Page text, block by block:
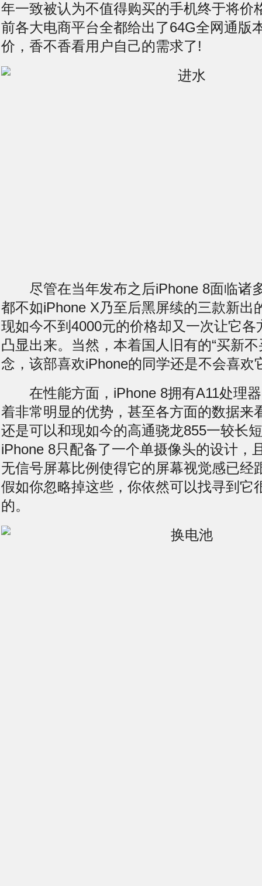
年一致被认为不值得购买的手机终于将价
前各大电商平台全都给出了64G全网通版
价，香不香看用户自己的需求了!
尽管在当年发布之后iPhone 8面临诸
都不如iPhone X乃至后黑屏续的三款新出
现如今不到4000元的价格却又一次让它各
凸显出来。当然，本着国人旧有的“买新不
念，该部喜欢iPhone的同学还是不会喜欢
在性能方面，iPhone 8拥有A11处理器
着非常明显的优势，甚至各方面的数据来
还是可以和现如今的高通骁龙855一较长
iPhone 8只配备了一个单摄像头的设计，
无信号屏幕比例使得它的屏幕视觉感已经
假如你忽略掉这些，你依然可以找寻到它
的。